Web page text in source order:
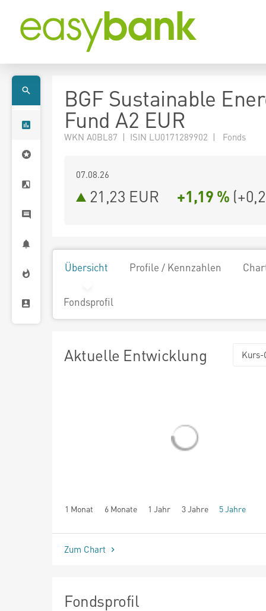
BGF Sustainable
Fund A2 EUR
WKN A0BL87 | ISIN LU0171289902 | Fonds
07.08.26
21,23 EUR +1,19 % (
Übersicht Profile / Kennzahlen
Fondsprofil
Aktuelle Entwicklung Kurs-
1 Monat 6 Monate 1 Jahr 3 Jahre 5 Jahre
seit Beginn
Zum Chart
Fondsprofil